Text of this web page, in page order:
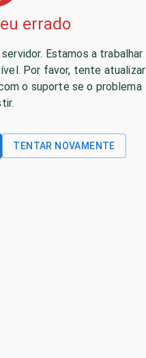
errado
Estamos a trabalhar
Por favor, tente atualizar
o suporte se o problema
TENTAR NOVAMENTE